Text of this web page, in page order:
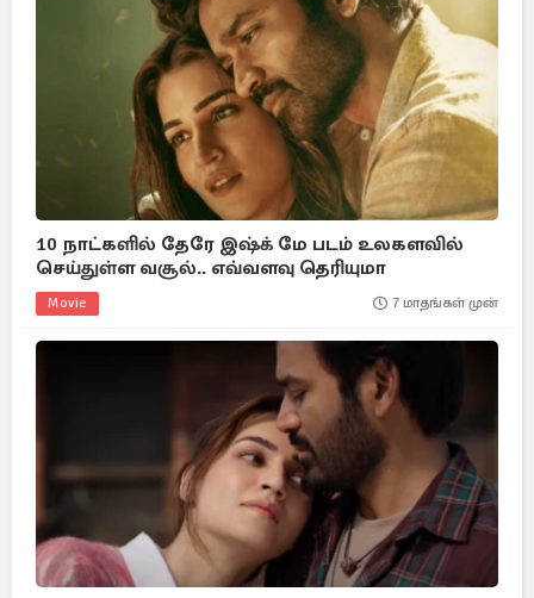
10 நாட்களில் தேரே இஷ்க் மே படம் உலகளவில்
செய்துள்ள வசூல்.. எவ்வளவு தெரியுமா
Movie 7 மாதங்கள் முன்